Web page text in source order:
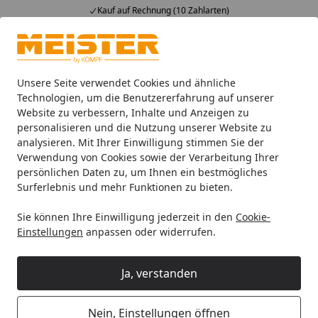
Unsere Seite verwendet Cookies und ähnliche
Technologien, um die Benutzererfahrung auf unserer
Website zu verbessern, Inhalte und Anzeigen zu
personalisieren und die Nutzung unserer Website zu
analysieren. Mit Ihrer Einwilligung stimmen Sie der
Verwendung von Cookies sowie der Verarbeitung Ihrer
persönlichen Daten zu, um Ihnen ein bestmögliches
Surferlebnis und mehr Funktionen zu bieten.
Sie können Ihre Einwilligung jederzeit in den Cookie-
Einstellungen anpassen oder widerrufen.
Ja, verstanden
Nein, Einstellungen öffnen
Kauf auf Rechnung (10 Zahlarten)
Alle Produkte
Mein Konto
Suchen
Startseite
Zubehör Meister Zubehör für Böden Meister
MEISTER Dr. Schutz Parkett- und
Kork-Reiniger 750 ml